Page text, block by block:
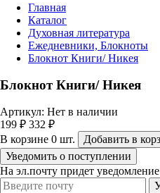
Главная
Каталог
Духовная литература
Ежедневники, Блокноты
Блокнот Книги/ Никея
Блокнот Книги/ Никея
Артикул: Нет в наличии
199 ₽ 332 ₽
В корзине 0 шт. Добавить в
Уведомить о поступлении
На эл.почту придет